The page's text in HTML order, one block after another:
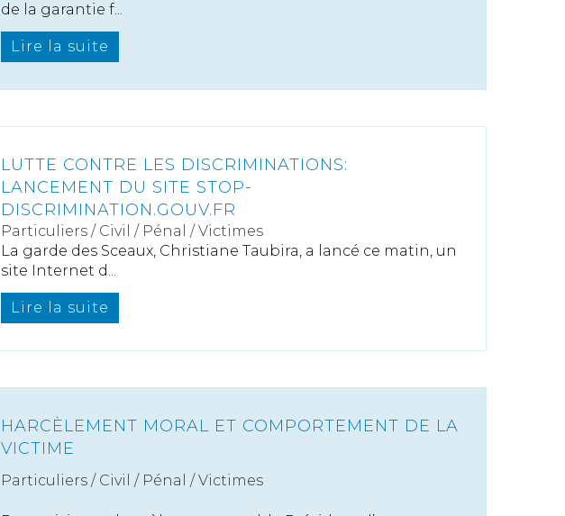
de la garantie f...
Lire la suite
LUTTE CONTRE LES DISCRIMINATIONS:
LANCEMENT DU SITE STOP-
DISCRIMINATION.GOUV.FR
Particuliers / Civil / Pénal /Victimes
La garde des Sceaux, Christiane Taubira, a lancé ce matin, un
site Internet d...
Lire la suite
HARCÈLEMENT MORAL ET COMPORTEMENT DE LA
VICTIME
Particuliers / Civil / Pénal /Victimes